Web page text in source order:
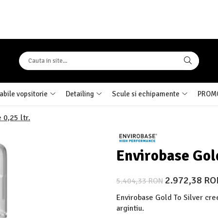
vopsitorie Detailing Scule si echipamente
0,25 ltr.
Envirobase
5.404,33 RON 2.972,38
Envirobase Gold To Silver
argintiu.